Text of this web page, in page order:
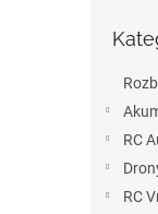
RC
RC